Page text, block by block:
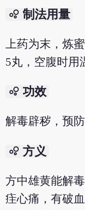
bubble_chart 制法用量
上药为末，炼
5丸，空腹时用
bubble_chart 功效
解毒辟秽，预防
bubble_chart 方义
方中雄黄能解
疰心痛，有破